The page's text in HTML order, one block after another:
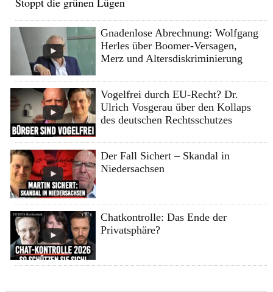
Gnadenlose Abrechnung: Wolfgang
Herles über Boomer-Versagen,
Merz und Altersdiskriminierung
Vogelfrei durch EU-Recht? Dr.
Ulrich Vosgerau über den Kollaps
des deutschen Rechtsschutzes
Der Fall Sichert – Skandal in
Niedersachsen
Chatkontrolle: Das Ende der
Privatsphäre?